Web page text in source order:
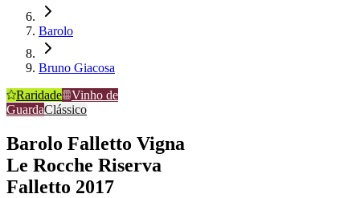
Barolo
Bruno Giacosa
Raridade
Vinho de
GuardaClássico
Barolo Falletto Vigna
Le Rocche Riserva
Falletto 2017